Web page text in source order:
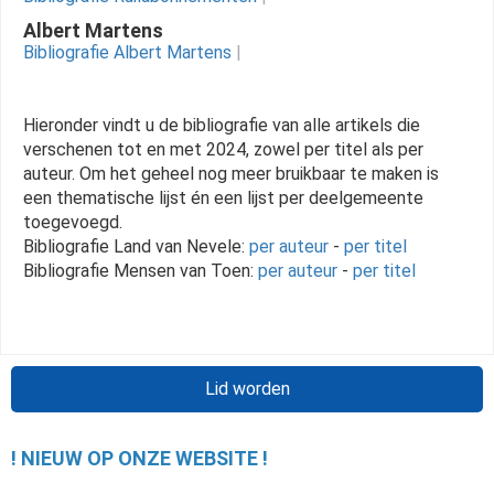
Albert Martens
Bibliografie Albert Martens |
Hieronder vindt u de bibliografie van alle artikels die
verschenen tot en met 2024, zowel per titel als per
auteur. Om het geheel nog meer bruikbaar te maken is
een thematische lijst én een lijst per deelgemeente
toegevoegd.
Bibliografie Land van Nevele: per auteur - per titel
Bibliografie Mensen van Toen: per auteur - per titel
Lid worden
! NIEUW OP ONZE WEBSITE !